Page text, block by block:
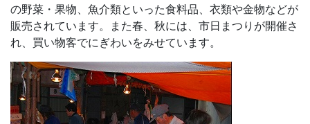
の野菜・果物、魚介類といった食料品、衣類や金物などが
販売されています。また春、秋には、市日まつりが開催さ
れ、買い物客でにぎわいをみせています。